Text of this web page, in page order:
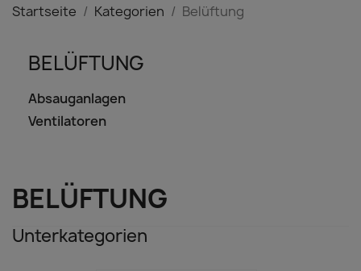
Startseite Kategorien Belüftung
BELÜFTUNG
Absauganlagen
Ventilatoren
BELÜFTUNG
Unterkategorien